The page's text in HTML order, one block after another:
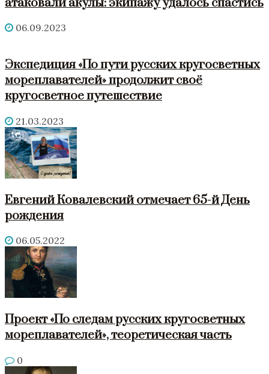
06.09.2023
Экспедиция «По пути русских кругосветных
мореплавателей» продолжит своё
кругосветное путешествие
21.03.2023
Евгений Ковалевский отмечает 65-й День
рождения
06.05.2022
Проект «По следам русских кругосветных
мореплавателей», теоретическая часть
0